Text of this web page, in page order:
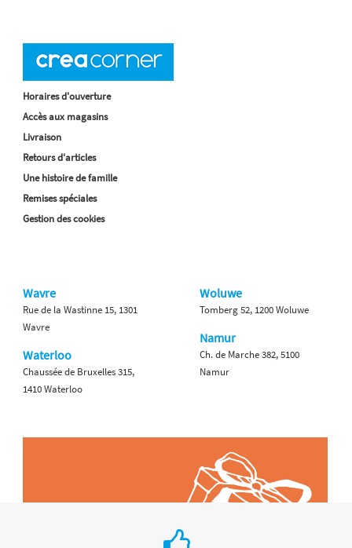
Horaires d'ouverture
Accès aux magasins
Livraison
Retours d'articles
Une histoire de famille
Remises spéciales
Gestion des cookies
Wavre
Rue de la Wastinne 15, 1301
Wavre
Waterloo
Chaussée de Bruxelles 315,
1410 Waterloo
Woluwe
Tomberg 52, 1200 Woluwe
Namur
Ch. de Marche 382, 5100
Namur